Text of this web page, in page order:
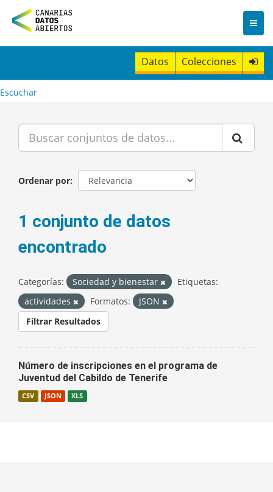
n
t
Datos Colecciones
Escuchar
Ordenar por
1 conjunto de datos
encontrado
Categorías: Sociedad y bienestar
Etiquetas:
actividades
Formatos:
JSON
Filtrar Resultados
Número de inscripciones en el programa de
Juventud del Cabildo de Tenerife
CSV JSON XLS